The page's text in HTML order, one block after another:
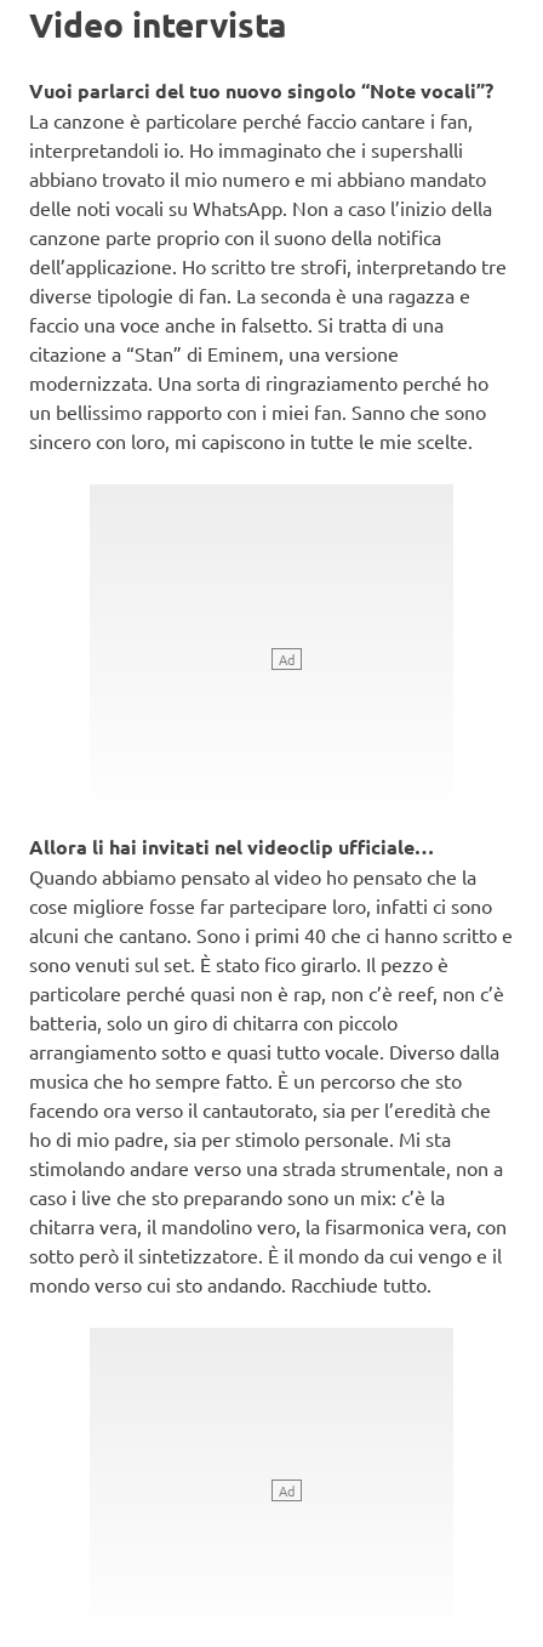
Video intervista
Vuoi parlarci del tuo nuovo singolo “Note vocali”?
La canzone è particolare perché faccio cantare i fan,
interpretandoli io. Ho immaginato che i supershalli
abbiano trovato il mio numero e mi abbiano mandato
delle noti vocali su WhatsApp. Non a caso l’inizio della
canzone parte proprio con il suono della notifica
dell’applicazione. Ho scritto tre strofi, interpretando tre
diverse tipologie di fan. La seconda è una ragazza e
faccio una voce anche in falsetto. Si tratta di una
citazione a “Stan” di Eminem, una versione
modernizzata. Una sorta di ringraziamento perché ho
un bellissimo rapporto con i miei fan. Sanno che sono
sincero con loro, mi capiscono in tutte le mie scelte.
Allora li hai invitati nel videoclip ufficiale…
Quando abbiamo pensato al video ho pensato che la
cose migliore fosse far partecipare loro, infatti ci sono
alcuni che cantano. Sono i primi 40 che ci hanno scritto e
sono venuti sul set. È stato fico girarlo. Il pezzo è
particolare perché quasi non è rap, non c’è reef, non c’è
batteria, solo un giro di chitarra con piccolo
arrangiamento sotto e quasi tutto vocale. Diverso dalla
musica che ho sempre fatto. È un percorso che sto
facendo ora verso il cantautorato, sia per l’eredità che
ho di mio padre, sia per stimolo personale. Mi sta
stimolando andare verso una strada strumentale, non a
caso i live che sto preparando sono un mix: c’è la
chitarra vera, il mandolino vero, la fisarmonica vera, con
sotto però il sintetizzatore. È il mondo da cui vengo e il
mondo verso cui sto andando. Racchiude tutto.